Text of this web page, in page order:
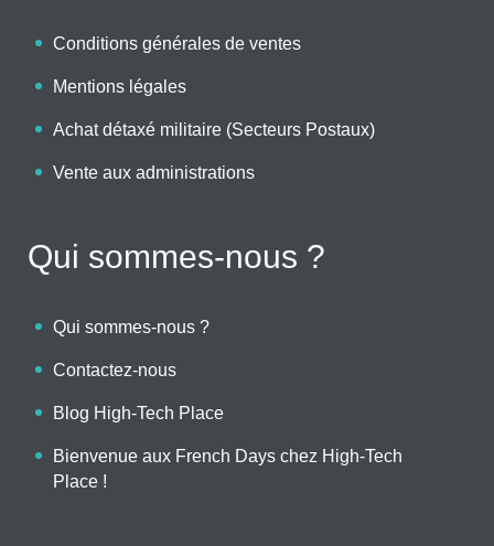
Conditions générales de ventes
Mentions légales
Achat détaxé militaire (Secteurs Postaux)
Vente aux administrations
Qui sommes-nous ?
Qui sommes-nous ?
Contactez-nous
Blog High-Tech Place
Bienvenue aux French Days chez High-Tech
Place !